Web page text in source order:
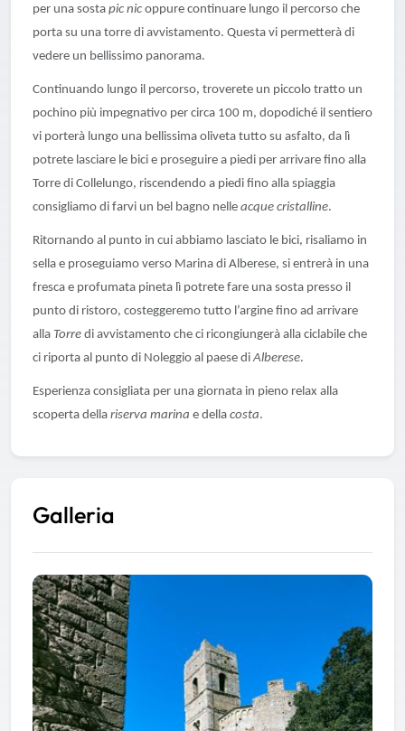
per una sosta pic nic oppure continuare lungo il percorso che
porta su una torre di avvistamento. Questa vi permetterà di
vedere un bellissimo panorama.
Continuando lungo il percorso, troverete un piccolo tratto un
pochino più impegnativo per circa 100 m, dopodiché il sentiero
vi porterà lungo una bellissima oliveta tutto su asfalto, da lì
potrete lasciare le bici e proseguire a piedi per arrivare fino alla
Torre di Collelungo, riscendendo a piedi fino alla spiaggia
consigliamo di farvi un bel bagno nelle acque cristalline.
Ritornando al punto in cui abbiamo lasciato le bici, risaliamo in
sella e proseguiamo verso Marina di Alberese, si entrerà in una
fresca e profumata pineta lì potrete fare una sosta presso il
punto di ristoro, costeggeremo tutto l’argine fino ad arrivare
alla Torre di avvistamento che ci ricongiungerà alla ciclabile che
ci riporta al punto di Noleggio al paese diAlberese.
Esperienza consigliata per una giornata in pieno relax alla
scoperta della riserva marina e della costa.
Galleria